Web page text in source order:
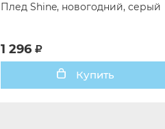
Плед Shine, новогодний, серый
1 296
Купить